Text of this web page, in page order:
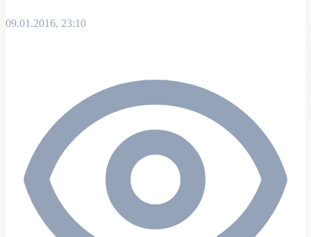
09.01.2016, 23:10